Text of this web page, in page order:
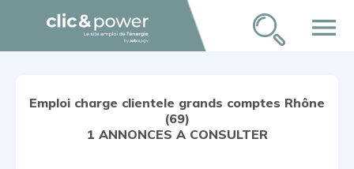
menu
Emploi charge clientele grands comptes Rhône
(69)
1 ANNONCES A CONSULTER